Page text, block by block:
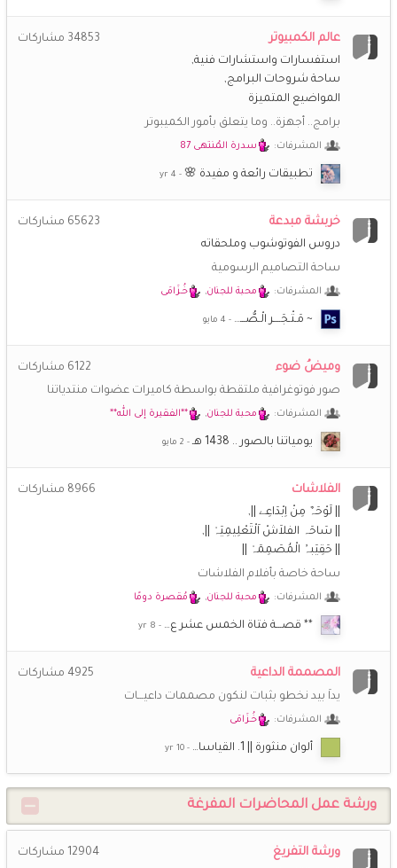
عالم الكمبيوتر
استفسارات واستشارات فنية
ساحة شروحات البرامج
المواضيع المتميزة
برامج.. أجهزة.. وما يتعلق بأمور الكميبوتر
المشرفات: سدرة المُنتهى 87
34853 مشاركات
تطبيقات رائعة و مفيدة 🌸
خربشة مبدعة
دروس الفوتوشوب وملحقاته
ساحة التصاميم الرسومية
المشرفات: محبة للجنان, خُـزَامَى
65623 مشاركات
~ مَـتْـجَــــر الْـصُّـــ…
وميضُ ضوء
صور فوتوغرافية ملتقطة بواسطة كاميرات عضوات منتدياتنا
المشرفات: محبة للجنان, **الفقيرة إلى الله**
6122 مشاركات
يومياتنا بالصور .. 1438 هـ
الفلاشات
|| لَوْحَہٌ مِنْ اِبْدَاعِے ||
|| سَاحَہ الفلاَشْ اَلْتَعْلِيمِيَہْ ||
|| حَقِيَبہُ الْمُصَمِمَہْ ||
ساحة خاصة بأفلام الفلاشات
المشرفات: محبة للجنان, مُقصرة دومًا
8966 مشاركات
** قصـــة فتاة الخمس عشر ع…
المصممة الداعية
يداَ بيد نخطو بثبات لنكون مصممات داعيـــات
المشرفات: خُـزَامَى
4925 مشاركات
ألوان منثورة || 1. القياسا…
ورشة عمل المحاضرات المفرغة
ورشة التفريغ 12904 مشاركات